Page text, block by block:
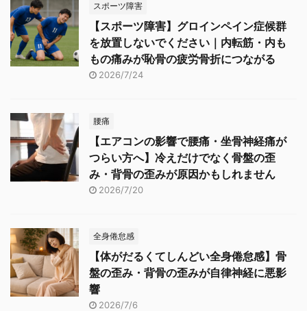
スポーツ障害
【スポーツ障害】グロインペイン症候群
を放置しないでください｜内転筋・内も
もの痛みが恥骨の疲労骨折につながる
2026/7/24
腰痛
【エアコンの影響で腰痛・坐骨神経痛が
つらい方へ】冷えだけでなく骨盤の歪
み・背骨の歪みが原因かもしれません
2026/7/20
全身倦怠感
【体がだるくてしんどい全身倦怠感】骨
盤の歪み・背骨の歪みが自律神経に悪影
響
2026/7/6